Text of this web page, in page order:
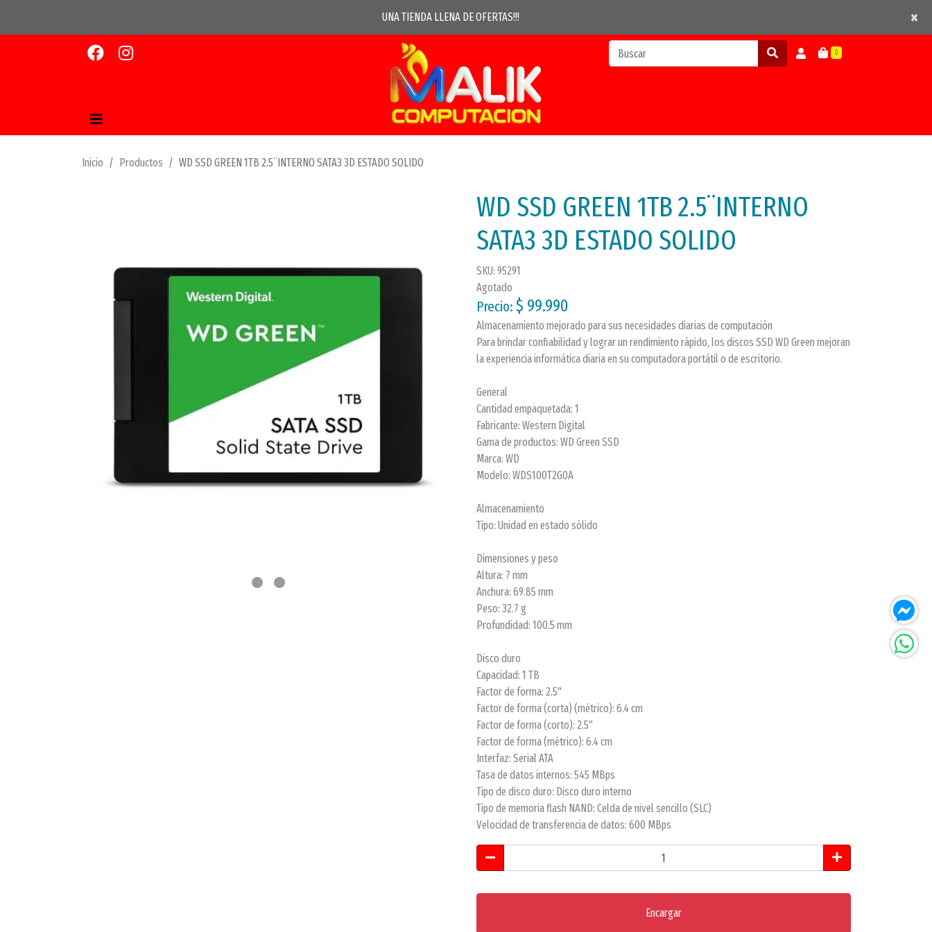
UNA TIENDA LLENA DE OFERTAS!!! ×
×
0
Inicio Productos WD SSD GREEN 1TB 2.5¨INTERNO SATA3 3D ESTADO SOLIDO
WD SSD GREEN 1TB 2.5¨INTERNO
SATA3 3D ESTADO SOLIDO
SKU: 95291
Agotado
Precio: $ 99.990
Almacenamiento mejorado para sus necesidades diarias de computación
Para brindar confiabilidad y lograr un rendimiento rápido, los discos SSD WD Green mejoran
la experiencia informática diaria en su computadora portátil o de escritorio.
General
Cantidad empaquetada: 1
Fabricante: Western Digital
Gama de productos: WD Green SSD
Marca: WD
Modelo: WDS100T2G0A
Almacenamiento
Tipo: Unidad en estado sólido
Dimensiones y peso
Altura: 7 mm
Anchura: 69.85 mm
Peso: 32.7 g
Profundidad: 100.5 mm
Disco duro
Capacidad: 1 TB
Factor de forma: 2.5"
Factor de forma (corta) (métrico): 6.4 cm
Factor de forma (corto): 2.5"
Factor de forma (métrico): 6.4 cm
Interfaz: Serial ATA
Tasa de datos internos: 545 MBps
Tipo de disco duro: Disco duro interno
Tipo de memoria flash NAND: Celda de nivel sencillo (SLC)
Velocidad de transferencia de datos: 600 MBps
Encargar